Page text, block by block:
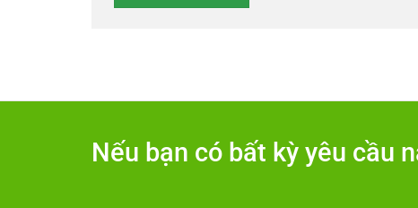
Nếu bạn có bất kỳ yêu cầu